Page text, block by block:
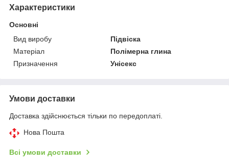
Характеристики
Основні
Вид виробу
Підвіска
Матеріал
Полімерна глина
Призначення
Унісекс
Умови доставки
Доставка здійснюється тільки по передоплаті.
Нова Пошта
Всі умови доставки